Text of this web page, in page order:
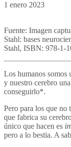
1 enero 2023
Fuente: Imagen
Stahl: bases
Stahl, ISBN: 978-1-
Los humanos somos
y nuestro cerebro
conseguirlo*.
Pero para los que
que fabrica su
único que hacen es
pero a lo bestia. A